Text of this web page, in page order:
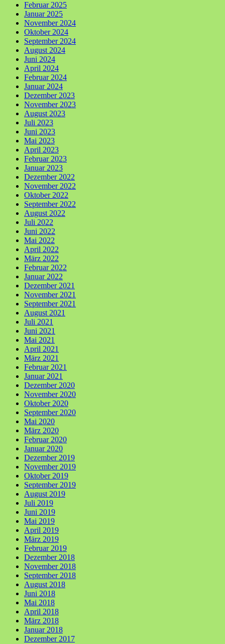
Februar 2025
Januar 2025
November 2024
Oktober 2024
September 2024
August 2024
Juni 2024
April 2024
Februar 2024
Januar 2024
Dezember 2023
November 2023
August 2023
Juli 2023
Juni 2023
Mai 2023
April 2023
Februar 2023
Januar 2023
Dezember 2022
November 2022
Oktober 2022
September 2022
August 2022
Juli 2022
Juni 2022
Mai 2022
April 2022
März 2022
Februar 2022
Januar 2022
Dezember 2021
November 2021
September 2021
August 2021
Juli 2021
Juni 2021
Mai 2021
April 2021
März 2021
Februar 2021
Januar 2021
Dezember 2020
November 2020
Oktober 2020
September 2020
Mai 2020
März 2020
Februar 2020
Januar 2020
Dezember 2019
November 2019
Oktober 2019
September 2019
August 2019
Juli 2019
Juni 2019
Mai 2019
April 2019
März 2019
Februar 2019
Dezember 2018
November 2018
September 2018
August 2018
Juni 2018
Mai 2018
April 2018
März 2018
Januar 2018
Dezember 2017